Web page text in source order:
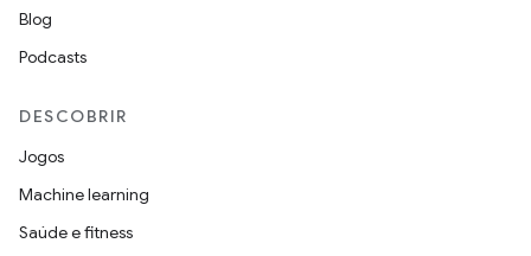
Blog
Podcasts
DESCOBRIR
Jogos
Machine learning
Saúde e fitness